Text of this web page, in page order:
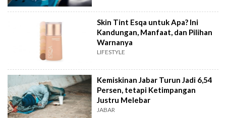
Skin Tint Esqa untuk Apa? Ini
Kandungan, Manfaat, dan Pilihan
Warnanya
LIFESTYLE
Kemiskinan Jabar Turun Jadi 6,54
Persen, tetapi Ketimpangan
Justru Melebar
JABAR